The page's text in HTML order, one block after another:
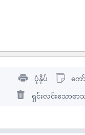
ပုံနှိပ် ကေ
ရှင်းလင်းသောစာ